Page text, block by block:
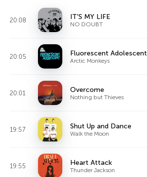
20:08 IT'S MY LIFE
NO DOUBT
20:05 Fluorescent Adolescent
Arctic Monkeys
20:01 Overcome
Nothing but Thieves
19:57 Shut Up and Dance
Walk the Moon
19:55 Heart Attack
Thunder Jackson